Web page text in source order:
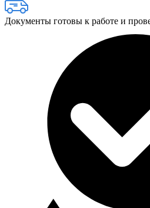
Документы готовы к работе и